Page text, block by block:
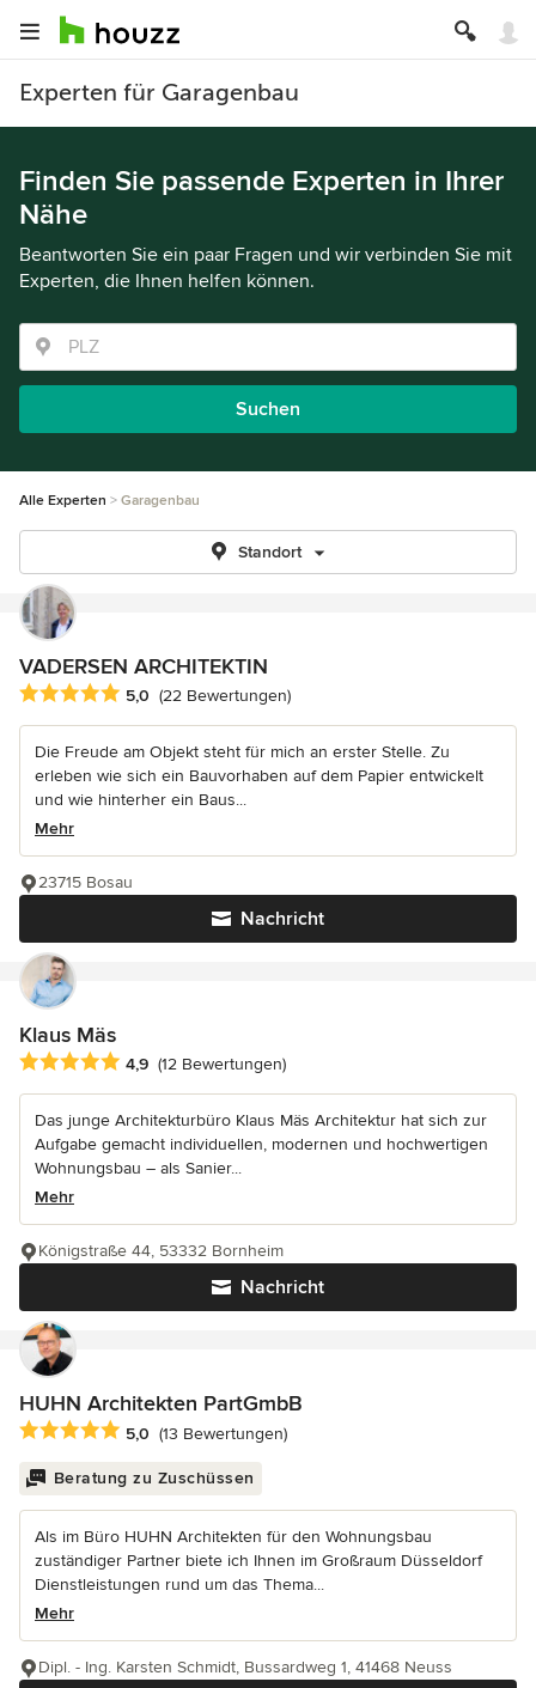
Experten für Garagenbau
Finden Sie passende Experten in Ihrer
Nähe
Beantworten Sie ein paar Fragen und wir verbinden Sie mit
Experten, die Ihnen helfen können.
Suchen
Alle Experten Garagenbau
Standort
VADERSEN ARCHITEKTIN
Durchschnittliche Bewertung: 5 von 5 Sternen
5,0 (22 Bewertungen)
Die Freude am Objekt steht für mich an erster Stelle. Zu
erleben wie sich ein Bauvorhaben auf dem Papier entwickelt
und wie hinterher ein Baus...
Mehr
Nachricht
23715 Bosau
Klaus Mäs
Durchschnittliche Bewertung: 4.9 von 5 Sternen
4,9 (12 Bewertungen)
Das junge Architekturbüro Klaus Mäs Architektur hat sich zur
Aufgabe gemacht individuellen, modernen und hochwertigen
Wohnungsbau – als Sanier...
Mehr
Nachricht
Königstraße 44, 53332 Bornheim
HUHN Architekten PartGmbB
Durchschnittliche Bewertung: 5 von 5 Sternen
5,0 (13 Bewertungen)
Beratung zu Zuschüssen
Als im Büro HUHN Architekten für den Wohnungsbau
zuständiger Partner biete ich Ihnen im Großraum Düsseldorf
Dienstleistungen rund um das Thema...
Mehr
Dipl. - Ing. Karsten Schmidt, Bussardweg 1, 41468 Neuss